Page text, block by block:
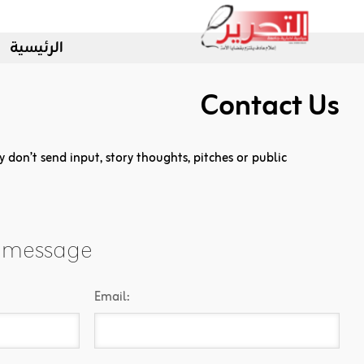
الرئيسية
Contact Us
send input, story thoughts, pitches or public
Email: